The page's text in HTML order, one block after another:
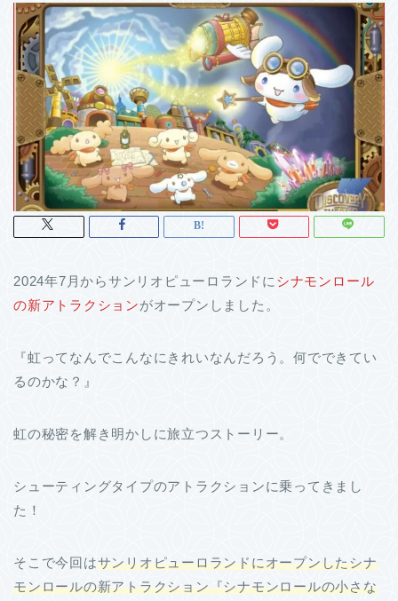
2024年7月からサンリオピューロランドに シナモンロール
の新アトラクションがオープンしました。
『虹ってなんでこんなにきれいなんだろう。何でできてい
るのかな？』
虹の秘密を解き明かしに旅立つストーリー。
シューティングタイプのアトラクションに乗ってきまし
た！
そこで今回はサンリオピューロランドにオープンしたシナ
モンロールの新アトラクション『シナモンロールの小さな